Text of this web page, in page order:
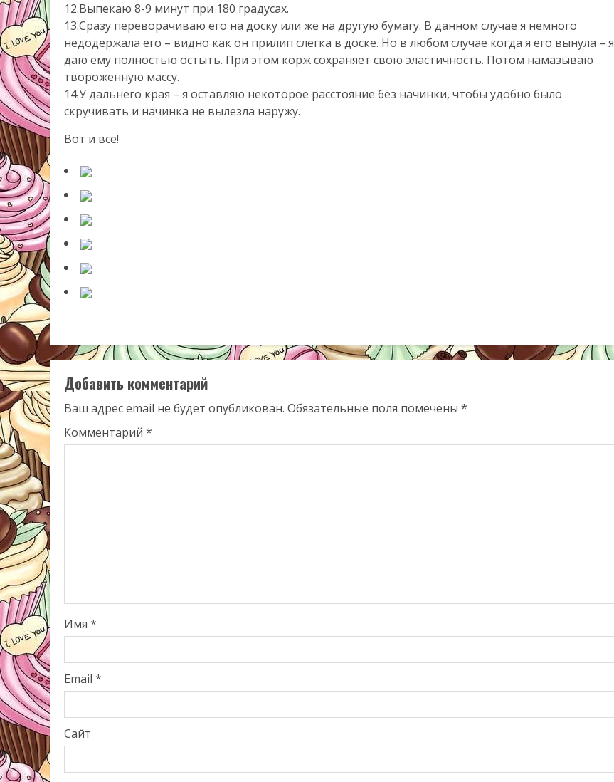
12.Выпекаю 8-9 минут при 180 градусах.
13.Сразу переворачиваю его на доску или же на другую бумагу. В данном случае я немного
недодержала его – видно как он прилип слегка в доске. Но в любом случае когда я его вынула – я
даю ему полностью остыть. При этом корж сохраняет свою эластичность. Потом намазываю
твороженную массу.
14.У дальнего края – я оставляю некоторое расстояние без начинки, чтобы удобно было
скручивать и начинка не вылезла наружу.
Вот и все!
Добавить комментарий
Ваш адрес email не будет опубликован. Обязательные поля помечены *
Комментарий *
Имя *
Email *
Сайт